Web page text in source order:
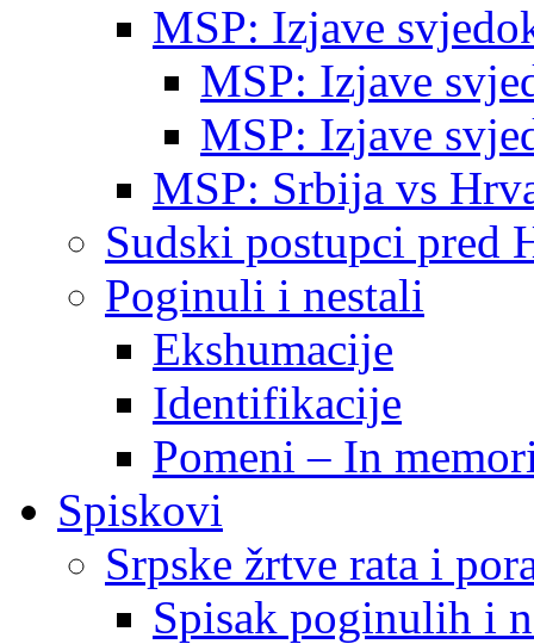
MSP: Izjave
MSP: Izjave
MSP: Izjave
MSP: Srbija vs
Sudski postupci pred
Poginuli i nestali
Ekshumacije
Identifikacije
Pomeni – In
Spiskovi
Srpske žrtve rata i
Spisak poginulih i